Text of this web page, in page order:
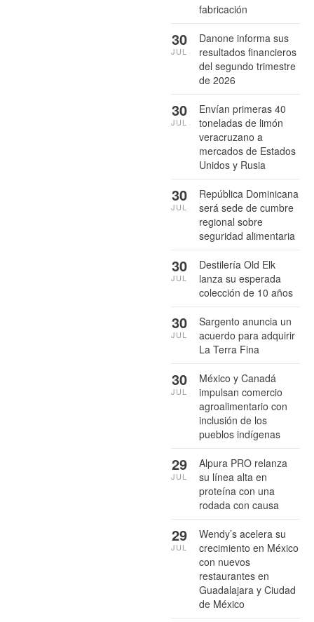
fabricación
Danone informa sus
resultados financieros
del segundo trimestre
de 2026
30
JUL
Envían primeras 40
toneladas de limón
veracruzano a
mercados de Estados
Unidos y Rusia
30
JUL
República Dominicana
será sede de cumbre
regional sobre
seguridad alimentaria
30
JUL
Destilería Old Elk
lanza su esperada
colección de 10 años
30
JUL
Sargento anuncia un
acuerdo para adquirir
La Terra Fina
30
JUL
México y Canadá
impulsan comercio
agroalimentario con
inclusión de los
pueblos indígenas
30
JUL
Alpura PRO relanza
su línea alta en
proteína con una
rodada con causa
29
JUL
Wendy’s acelera su
crecimiento en México
con nuevos
restaurantes en
Guadalajara y Ciudad
de México
29
JUL